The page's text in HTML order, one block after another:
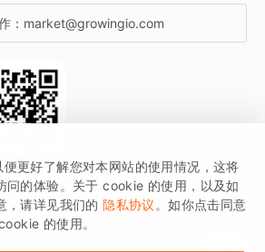
： market@growingio.com
更多干货
能分析与增长的品牌，核心平台为 GrowingIO
分析云。
更好了解您对本网站的使用情况，这将
问的体验。关于 cookie 的使用，以及如
，请详见我们的 隐私协议 。如你点击同意
的使用。